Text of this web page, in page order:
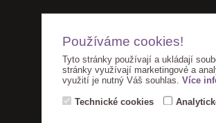
Používáme cookies!
Tyto stránky používají a ukládají
stránky využívají marketingové a
využití je nutný Váš souhlas. Více
Technické cookies